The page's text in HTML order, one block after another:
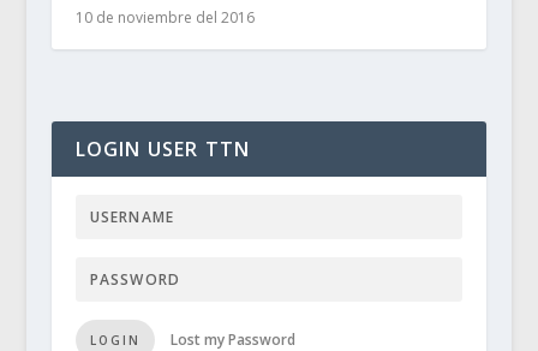
10 de noviembre del 2016
LOGIN USER TTN
LOGIN Lost my Password